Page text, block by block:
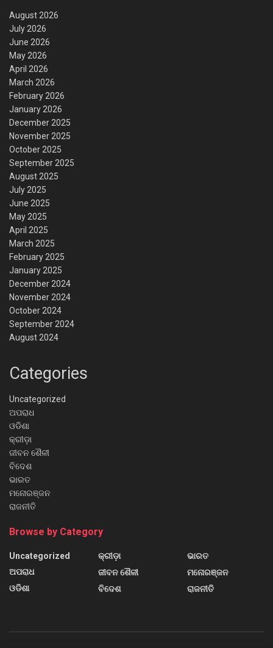
August 2026
July 2026
June 2026
May 2026
April 2026
March 2026
February 2026
January 2026
December 2025
November 2025
October 2025
September 2025
August 2025
July 2025
June 2025
May 2025
April 2025
March 2025
February 2025
January 2025
December 2024
November 2024
October 2024
September 2024
August 2024
Categories
Uncategorized
ଅପରାଧ
ଓଡିଶା
କ୍ରୀଡ଼ା
ଜୀବନ ଶୈଳୀ
ବିଦେଶ
ଭାରତ
ମନୋରଞ୍ଜନ
ରାଜନୀତି
Browse by Category
Uncategorized
ଅପରାଧ
ଓଡିଶା
କ୍ରୀଡ଼ା
ଜୀବନ ଶୈଳୀ
ବିଦେଶ
ଭାରତ
ମନୋରଞ୍ଜନ
ରାଜନୀତି